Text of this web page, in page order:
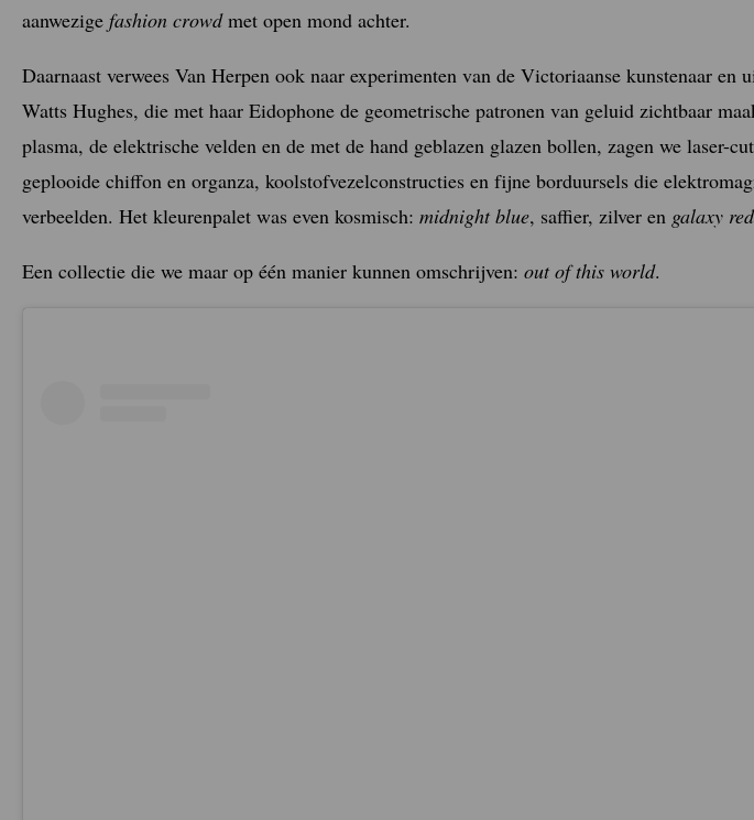
aanwezige fashion crowdmet open mond achter.
Daarnaast verwees Van Herpen ook naar experimenten van de Victoriaanse kunstenaar en
Watts Hughes, die met haar Eidophone de geometrische patronen van geluid zichtbaar
plasma, de elektrische velden en de met de hand geblazen glazen bollen, zagen we laser-
geplooide chiffon en organza, koolstofvezelconstructies en fijne borduursels die
verbeelden. Het kleurenpalet was even kosmisch: midnight blue, saffier, zilver en galaxy red
Een collectie die we maar op één manier kunnen omschrijven: out of this world.